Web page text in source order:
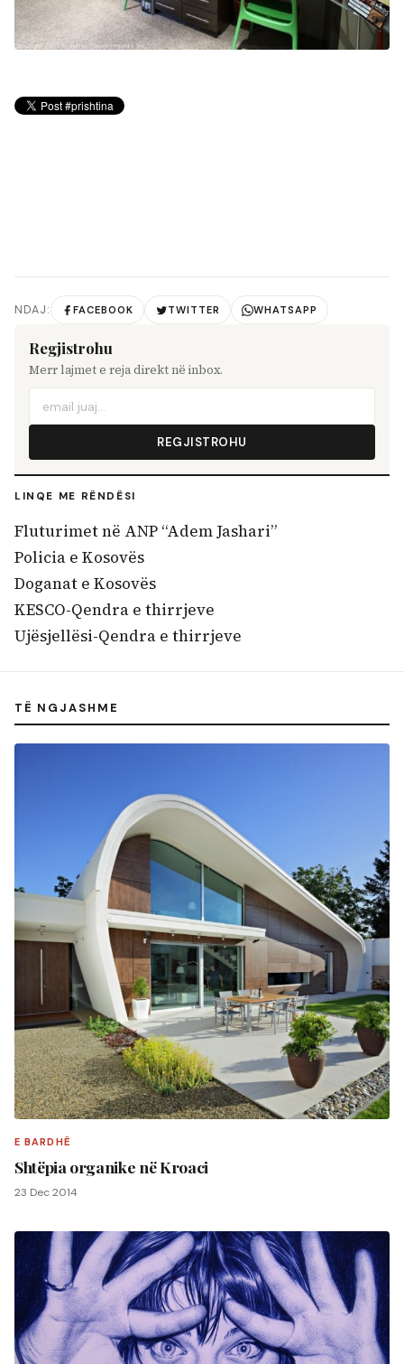
NDAJ: FACEBOOK TWITTER WHATSAPP
Regjistrohu
Merr lajmet e reja direkt në inbox.
REGJISTROHU
LINQE ME RËNDËSI
Fluturimet në ANP “Adem Jashari”
Policia e Kosovës
Doganat e Kosovës
KESCO-Qendra e thirrjeve
Ujësjellësi-Qendra e thirrjeve
TË NGJASHME
E BARDHË
Shtëpia organike në Kroaci
23 Dec 2014